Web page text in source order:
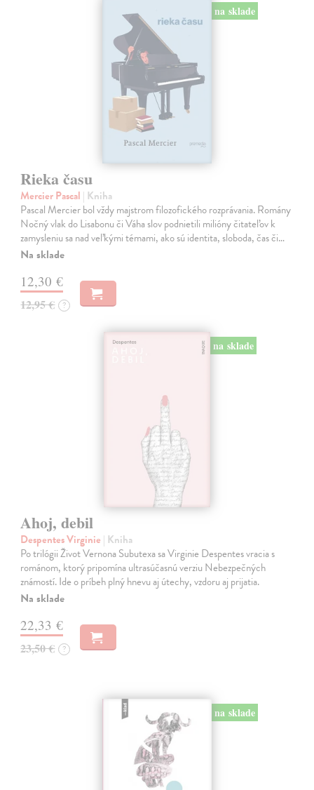
na sklade
Rieka času
Mercier Pascal | Kniha
Pascal Mercier bol vždy majstrom filozofického rozprávania. Romány
Nočný vlak do Lisabonu či Váha slov podnietili milióny čitateľov k
zamysleniu sa nad veľkými témami, ako sú identita, sloboda, čas či…
Na sklade
12,30 €
12,95 € ?
na sklade
Ahoj, debil
Despentes Virginie | Kniha
Po trilógii Život Vernona Subutexa sa Virginie Despentes vracia s
románom, ktorý pripomína ultrasúčasnú verziu Nebezpečných
známostí. Ide o príbeh plný hnevu aj útechy, vzdoru aj prijatia.
Na sklade
22,33 €
23,50 € ?
na sklade